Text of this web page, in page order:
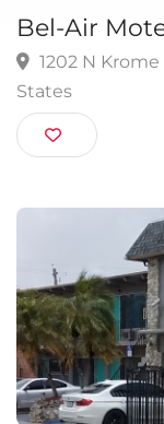
Hotelería y
Bel-Air
States